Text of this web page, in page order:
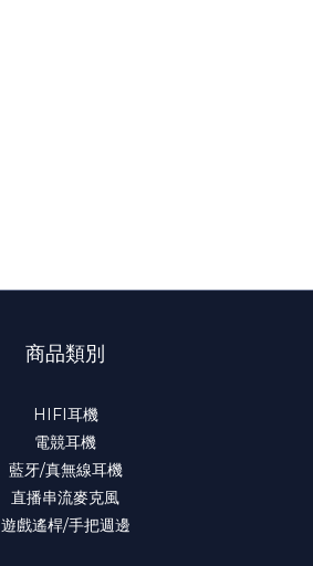
商品類別
HIFI耳機
電競耳機
藍牙/真無線耳機
直播串流麥克風
遊戲遙桿/手把週邊